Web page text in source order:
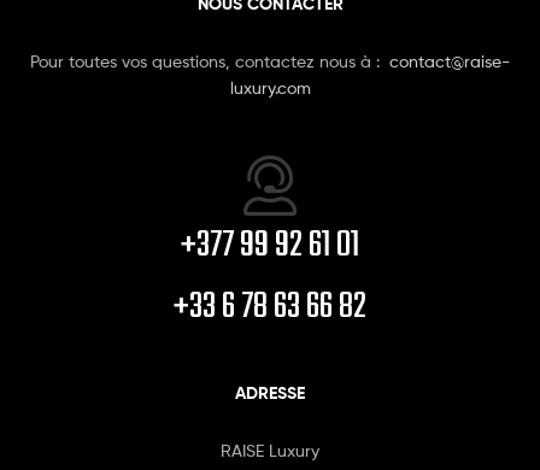
Pour toutes vos questions, contactez nous à : contact@raise-
luxury.com
+377 99 92 61 01
+33 6 78 63 66 82
ADRESSE
RAISE Luxury